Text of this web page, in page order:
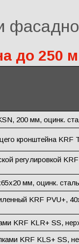
до 250
200 мм, оцинк.
кронштейна KRF
регулировкой
мм, оцинк.
KRF PVU+,
KRF KLR+ SS,
KRF KLS+ SS,